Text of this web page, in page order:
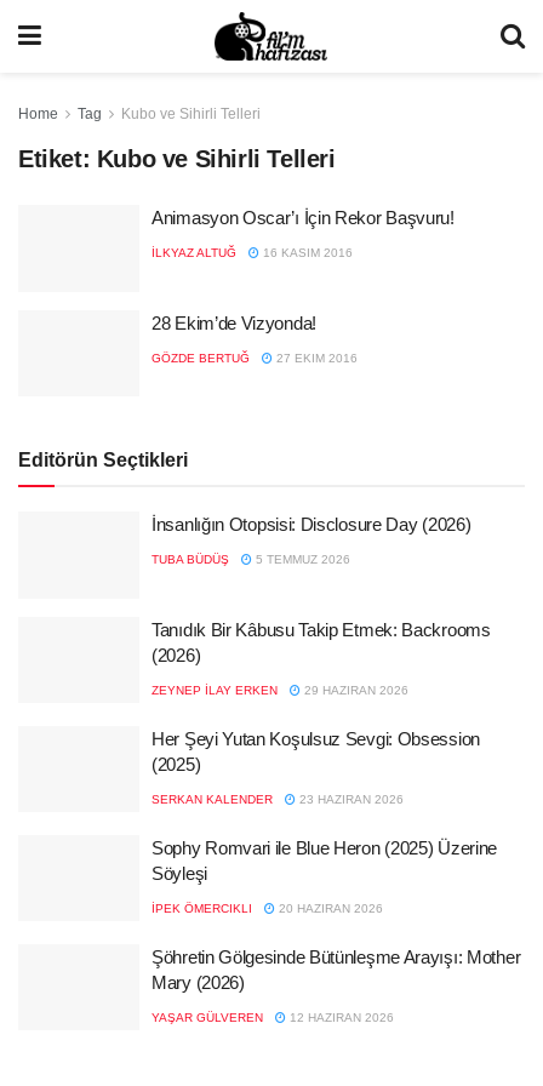
Home Tag Kubo ve Sihirli Telleri
Etiket: Kubo ve Sihirli Telleri
Animasyon Oscar’ı İçin Rekor Başvuru!
İLKYAZ ALTUĞ 16 KASIM 2016
28 Ekim’de Vizyonda!
GÖZDE BERTUĞ 27 EKIM 2016
Editörün Seçtikleri
İnsanlığın Otopsisi: Disclosure Day (2026)
TUBA BÜDÜŞ 5 TEMMUZ 2026
Tanıdık Bir Kâbusu Takip Etmek: Backrooms
(2026)
ZEYNEP İLAY ERKEN 29 HAZIRAN 2026
Her Şeyi Yutan Koşulsuz Sevgi: Obsession
(2025)
SERKAN KALENDER 23 HAZIRAN 2026
Sophy Romvari ile Blue Heron (2025) Üzerine
Söyleşi
İPEK ÖMERCIKLI 20 HAZIRAN 2026
Şöhretin Gölgesinde Bütünleşme Arayışı: Mother
Mary (2026)
YAŞAR GÜLVEREN 12 HAZIRAN 2026